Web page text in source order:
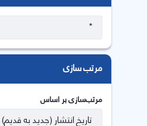
مرتب سازی
مرتب‌سازی بر اساس